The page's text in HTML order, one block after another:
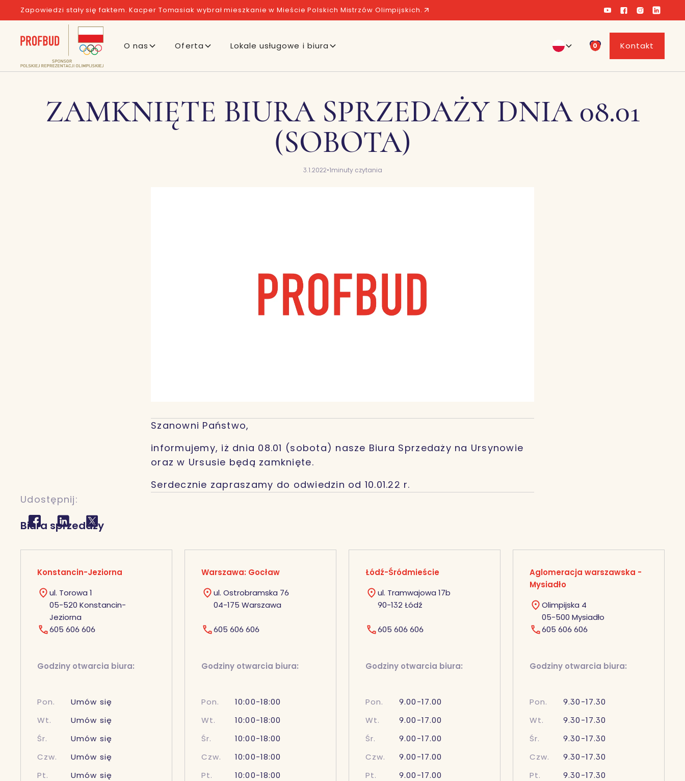
Zapowiedzi stały się faktem. Kacper Tomasiak wybrał mieszkanie w Mieście Polskich Mistrzów Olimpijskich.
O nas Oferta Lokale usługowe i biura 0 Kontakt
ZAMKNIĘTE BIURA SPRZEDAŻY DNIA 08.01
(SOBOTA)
3.1.2022•1minuty czytania
Szanowni Państwo,
informujemy, iż dnia 08.01 (sobota) nasze Biura Sprzedaży na Ursynowie
oraz w Ursusie będą zamknięte.
Serdecznie zapraszamy do odwiedzin od 10.01.22 r.
Udostępnij:
Biura sprzedaży
Konstancin-Jeziorna
ul. Torowa 1
05-520 Konstancin-
Jeziorna
605 606 606
Godziny otwarcia biura:
Pon.
Umów się
Wt.
Umów się
Śr.
Umów się
Czw.
Umów się
Pt.
Umów się
Warszawa: Gocław
ul. Ostrobramska 76
04-175 Warszawa
605 606 606
Godziny otwarcia biura:
Pon.
10:00-18:00
Wt.
10:00-18:00
Śr.
10:00-18:00
Czw.
10:00-18:00
Pt.
10:00-18:00
Łódź-Śródmieście
ul. Tramwajowa 17b
90-132 Łódź
605 606 606
Godziny otwarcia biura:
Pon.
9.00-17.00
Wt.
9.00-17.00
Śr.
9.00-17.00
Czw.
9.00-17.00
Pt.
9.00-17.00
Aglomeracja warszawska -
Mysiadło
Olimpijska 4
05-500 Mysiadło
605 606 606
Godziny otwarcia biura:
Pon.
9.30-17.30
Wt.
9.30-17.30
Śr.
9.30-17.30
Czw.
9.30-17.30
Pt.
9.30-17.30